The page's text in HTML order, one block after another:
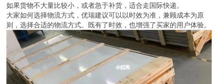
如果货物不大量比较小，或者急于补货，适合走国际快递。
大家如何选择物流方式，优瑞建议可以以时效为准，兼顾成本为原
则，选择合适的物流方式。既有了时效，也增强了买家的用户体验。